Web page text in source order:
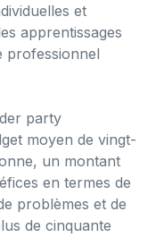
et
apprentissages
professionnel
party
moyen de vingt-
un montant
en termes de
problèmes et de
de cinquante